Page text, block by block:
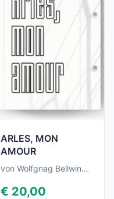
ARLES, MON
AMOUR
von Wolfgnag Bellwinkel, Sebastian Bissinger
€ 20,00